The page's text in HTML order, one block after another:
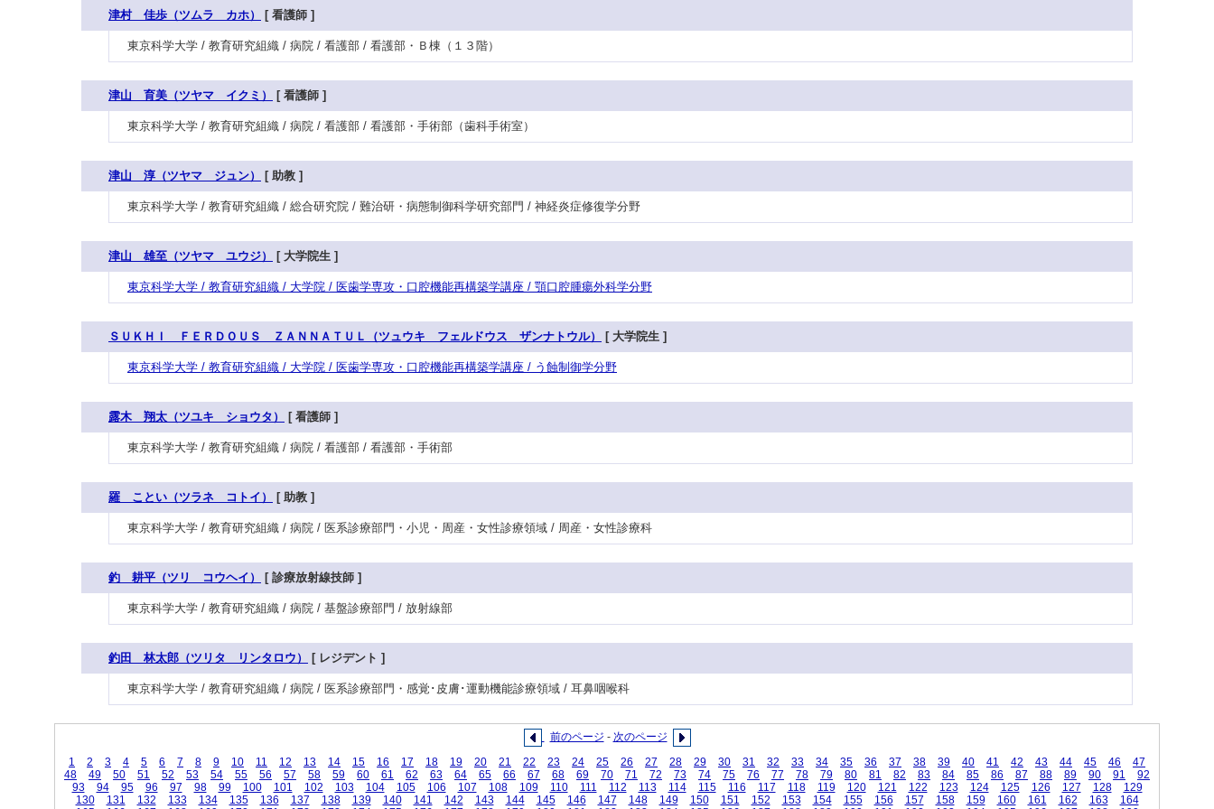
津村 佳歩（ツムラ カホ） [ 看護師 ]
東京科学大学 / 教育研究組織 / 病院 / 看護部 / 看護部・Ｂ棟（１３階）
津山 育美（ツヤマ イクミ） [ 看護師 ]
東京科学大学 / 教育研究組織 / 病院 / 看護部 / 看護部・手術部（歯科手術室）
津山 淳（ツヤマ ジュン） [ 助教 ]
東京科学大学 / 教育研究組織 / 総合研究院 / 難治研・病態制御科学研究部門 / 神経炎症修復学分野
津山 雄至（ツヤマ ユウジ） [ 大学院生 ]
東京科学大学 / 教育研究組織 / 大学院 / 医歯学専攻・口腔機能再構築学講座 / 顎口腔腫瘍外科学分野
ＳＵＫＨＩ ＦＥＲＤＯＵＳ ＺＡＮＮＡＴＵＬ（ツュウキ フェルドウス ザンナトウル） [ 大学院生 ]
東京科学大学 / 教育研究組織 / 大学院 / 医歯学専攻・口腔機能再構築学講座 / う蝕制御学分野
露木 翔太（ツユキ ショウタ） [ 看護師 ]
東京科学大学 / 教育研究組織 / 病院 / 看護部 / 看護部・手術部
羅 ことい（ツラネ コトイ） [ 助教 ]
東京科学大学 / 教育研究組織 / 病院 / 医系診療部門・小児・周産・女性診療領域 / 周産・女性診療科
釣 耕平（ツリ コウヘイ） [ 診療放射線技師 ]
東京科学大学 / 教育研究組織 / 病院 / 基盤診療部門 / 放射線部
釣田 林太郎（ツリタ リンタロウ） [ レジデント ]
東京科学大学 / 教育研究組織 / 病院 / 医系診療部門・感覚･皮膚･運動機能診療領域 / 耳鼻咽喉科
前のページ - 次のページ
1
2 3 4 5 6 7 8 9 10 11 12 13 14 15 16 17 18 19 20 21 22 23 24 25 26 27 28 29 30 31 32 33 34 35 36 37 38 39 40 41 42 43 44 45 46
47
48
49 50 51 52 53 54 55 56 57 58 59 60 61 62 63 64 65 66 67 68 69 70 71 72 73 74 75 76 77 78 79 80 81 82 83 84 85 86 87 88 89 90 91
92
93
94 95 96 97 98 99 100 101 102 103 104 105 106 107 108 109 110 111 112 113 114 115 116 117 118 119 120 121 122 123 124 125 126 127 128
129
130
131 132 133 134 135 136 137 138 139 140 141 142 143 144 145 146 147 148 149 150 151 152 153 154 155 156 157 158 159 160 161 162 163
164